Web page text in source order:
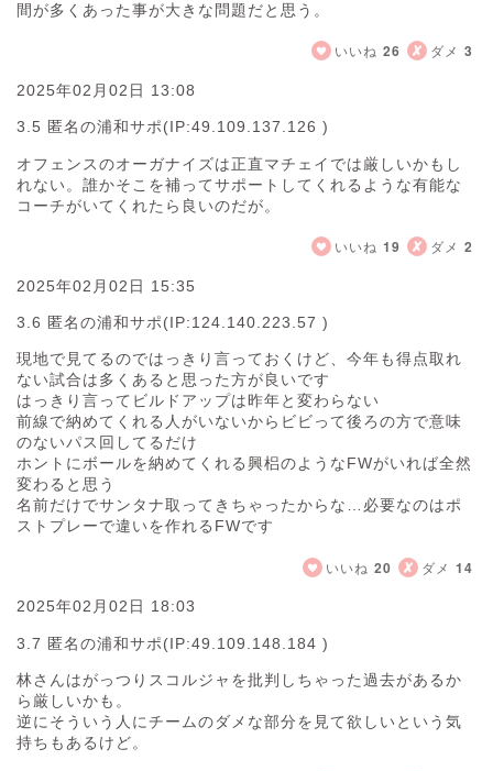
間が多くあった事が大きな問題だと思う。
いいね 26 ダメ 3
2025年02月02日 13:08
3.5 匿名の浦和サポ(IP:49.109.137.126 )
オフェンスのオーガナイズは正直マチェイでは厳しいかもし
れない。誰かそこを補ってサポートしてくれるような有能な
コーチがいてくれたら良いのだが。
いいね 19 ダメ 2
2025年02月02日 15:35
3.6 匿名の浦和サポ(IP:124.140.223.57 )
現地で見てるのではっきり言っておくけど、今年も得点取れ
ない試合は多くあると思った方が良いです
はっきり言ってビルドアップは昨年と変わらない
前線で納めてくれる人がいないからビビって後ろの方で意味
のないパス回してるだけ
ホントにボールを納めてくれる興梠のようなFWがいれば全然
変わると思う
名前だけでサンタナ取ってきちゃったからな…必要なのはポ
ストプレーで違いを作れるFWです
いいね 20 ダメ 14
2025年02月02日 18:03
3.7 匿名の浦和サポ(IP:49.109.148.184 )
林さんはがっつりスコルジャを批判しちゃった過去があるか
ら厳しいかも。
逆にそういう人にチームのダメな部分を見て欲しいという気
持ちもあるけど。